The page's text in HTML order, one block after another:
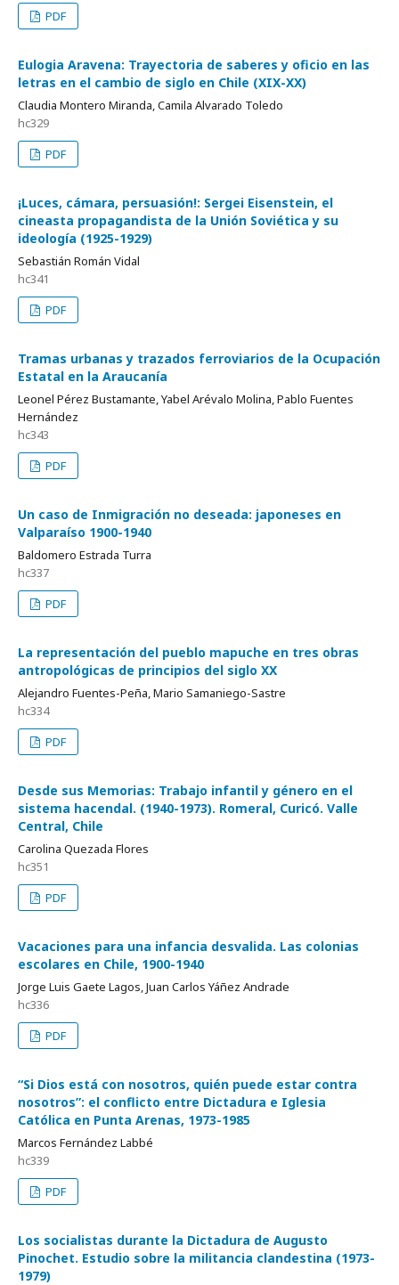
PDF
Eulogia Aravena: Trayectoria de saberes y oficio en las
letras en el cambio de siglo en Chile (XIX-XX)
Claudia Montero Miranda, Camila Alvarado Toledo
hc329
PDF
¡Luces, cámara, persuasión!: Sergei Eisenstein, el
cineasta propagandista de la Unión Soviética y su
ideología (1925-1929)
Sebastián Román Vidal
hc341
PDF
Tramas urbanas y trazados ferroviarios de la Ocupación
Estatal en la Araucanía
Leonel Pérez Bustamante, Yabel Arévalo Molina, Pablo Fuentes
Hernández
hc343
PDF
Un caso de Inmigración no deseada: japoneses en
Valparaíso 1900-1940
Baldomero Estrada Turra
hc337
PDF
La representación del pueblo mapuche en tres obras
antropológicas de principios del siglo XX
Alejandro Fuentes-Peña, Mario Samaniego-Sastre
hc334
PDF
Desde sus Memorias: Trabajo infantil y género en el
sistema hacendal. (1940-1973). Romeral, Curicó. Valle
Central, Chile
Carolina Quezada Flores
hc351
PDF
Vacaciones para una infancia desvalida. Las colonias
escolares en Chile, 1900-1940
Jorge Luis Gaete Lagos, Juan Carlos Yáñez Andrade
hc336
PDF
“Si Dios está con nosotros, quién puede estar contra
nosotros”: el conflicto entre Dictadura e Iglesia
Católica en Punta Arenas, 1973-1985
Marcos Fernández Labbé
hc339
PDF
Los socialistas durante la Dictadura de Augusto
Pinochet. Estudio sobre la militancia clandestina (1973-
1979)